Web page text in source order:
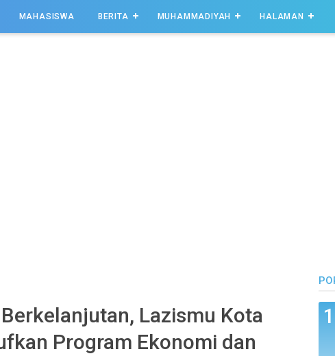
MAHASISWA BERITA MUHAMMADIYAH HALAMAN
Lazismu Kota
Program Ekonomi dan